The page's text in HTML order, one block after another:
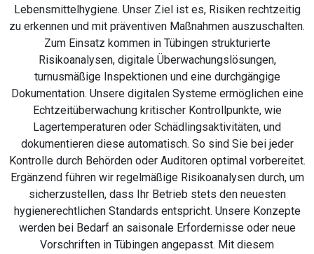
Lebensmittelhygiene. Unser Ziel ist es, Risiken rechtzeitig
zu erkennen und mit präventiven Maßnahmen auszuschalten.
Zum Einsatz kommen in Tübingen strukturierte
Risikoanalysen, digitale Überwachungslösungen,
turnusmäßige Inspektionen und eine durchgängige
Dokumentation. Unsere digitalen Systeme ermöglichen eine
Echtzeitüberwachung kritischer Kontrollpunkte, wie
Lagertemperaturen oder Schädlingsaktivitäten, und
dokumentieren diese automatisch. So sind Sie bei jeder
Kontrolle durch Behörden oder Auditoren optimal vorbereitet.
Ergänzend führen wir regelmäßige Risikoanalysen durch, um
sicherzustellen, dass Ihr Betrieb stets den neuesten
hygienerechtlichen Standards entspricht. Unsere Konzepte
werden bei Bedarf an saisonale Erfordernisse oder neue
Vorschriften in Tübingen angepasst. Mit diesem